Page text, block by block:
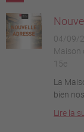
04/09/
Maison
15e
La
bien
Lire la